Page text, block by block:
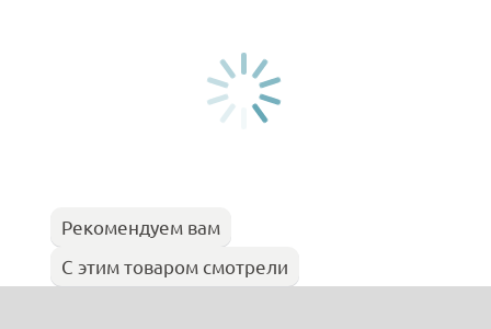
Рекомендуем вам
С этим товаром смотрели